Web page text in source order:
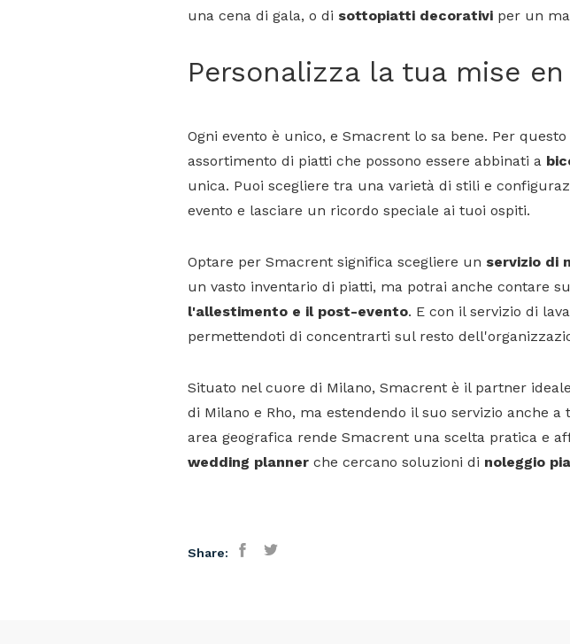
una cena di gala, o di sottopiatti decorativi per un
Personalizza la tua mise
Ogni evento è unico, e Smacrent lo sa bene. Per
assortimento di piatti che possono essere abbinati a
unica. Puoi scegliere tra una varietà di stili e
evento e lasciare un ricordo speciale ai tuoi ospiti.
Optare per Smacrent significa scegliere un servizio di
un vasto inventario di piatti, ma potrai anche contare
l'allestimento e il post-evento. E con il servizio di
permettendoti di concentrarti sul resto
Situato nel cuore di Milano, Smacrent è il partner
di Milano e Rho, ma estendendo il suo servizio anche
area geografica rende Smacrent una scelta pratica e
wedding planner che cercano soluzioni di noleggio
Share: